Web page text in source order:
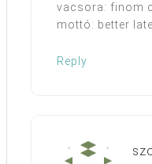
vacsora: finom
mottó: better
Reply